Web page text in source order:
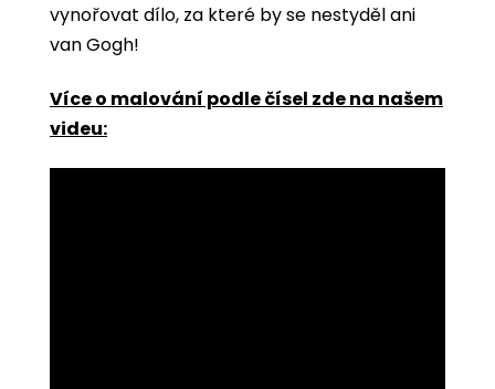
vynořovat dílo, za které by se nestyděl ani
van Gogh!
Více o malování podle čísel zde na našem
videu: